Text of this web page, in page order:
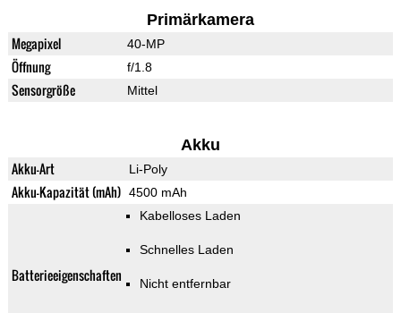
Primärkamera
Megapixel 40-MP
Öffnung f/1.8
Sensorgröße Mittel
Akku
Akku-Art Li-Poly
Akku-Kapazität (mAh) 4500 mAh
Batterieeigenschaften
Kabelloses Laden
Schnelles Laden
Nicht entfernbar